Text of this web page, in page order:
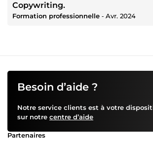
Copywriting.
Formation professionnelle ‐ Avr. 2024
Besoin d’aide ?
Notre service clients est à votre
sur notre centre d’aide
Partenaires